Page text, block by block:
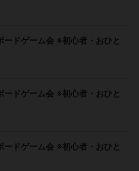
ドゲーム会 ※初心者・おひと
ドゲーム会 ※初心者・おひと
ドゲーム会 ※初心者・おひと